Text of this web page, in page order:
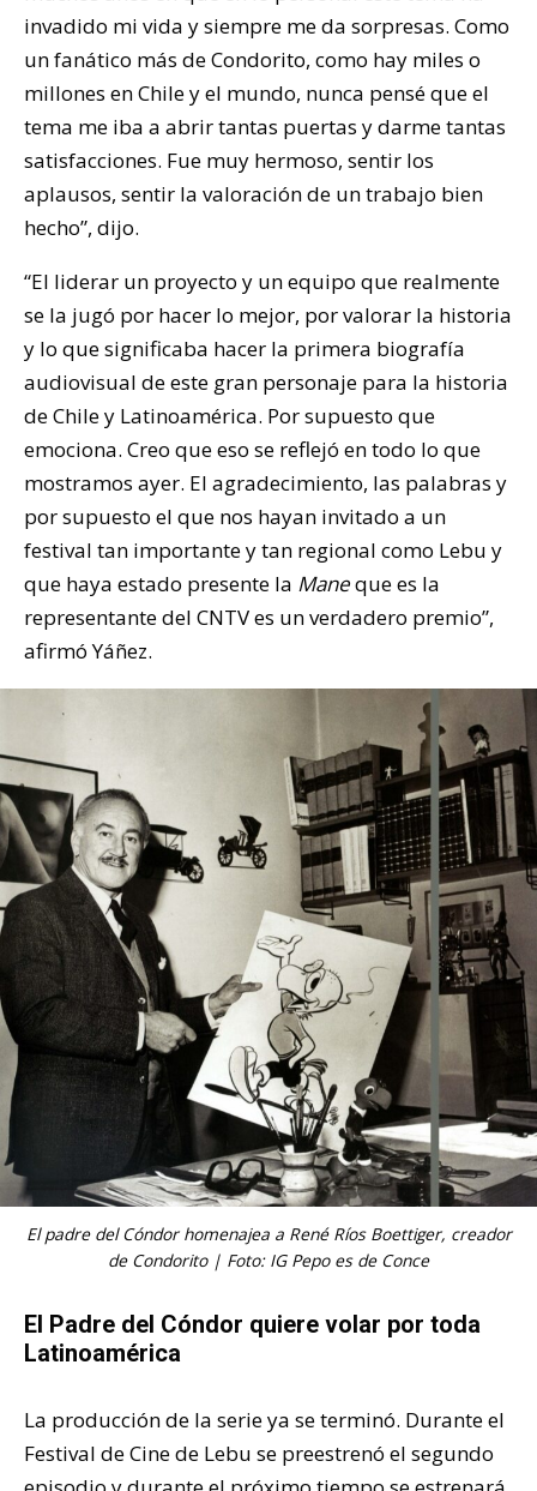
invadido mi vida y siempre me da sorpresas. Como
un fanático más de Condorito, como hay miles o
millones en Chile y el mundo, nunca pensé que el
tema me iba a abrir tantas puertas y darme tantas
satisfacciones. Fue muy hermoso, sentir los
aplausos, sentir la valoración de un trabajo bien
hecho”, dijo.
“El liderar un proyecto y un equipo que realmente
se la jugó por hacer lo mejor, por valorar la historia
y lo que significaba hacer la primera biografía
audiovisual de este gran personaje para la historia
de Chile y Latinoamérica. Por supuesto que
emociona. Creo que eso se reflejó en todo lo que
mostramos ayer. El agradecimiento, las palabras y
por supuesto el que nos hayan invitado a un
festival tan importante y tan regional como Lebu y
que haya estado presente la Maneque es la
representante del CNTV es un verdadero premio”,
afirmó Yáñez.
El padre del Cóndor homenajea a René Ríos Boettiger, creador
de Condorito | Foto: IG Pepo es de Conce
El Padre del Cóndor quiere volar por toda
Latinoamérica
La producción de la serie ya se terminó. Durante el
Festival de Cine de Lebu se preestrenó el segundo